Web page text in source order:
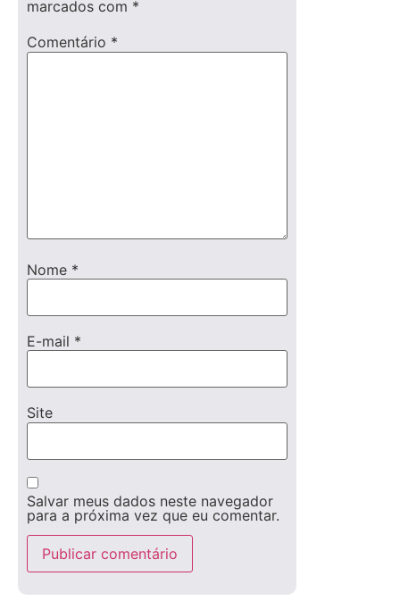
marcados com *
Comentário *
Nome *
E-mail *
Site
Salvar meus dados neste navegador
para a próxima vez que eu comentar.